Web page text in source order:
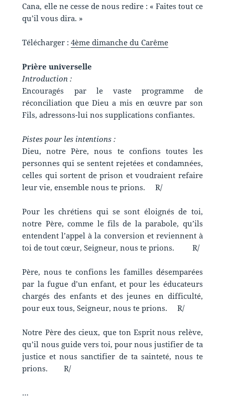
Cana, elle ne cesse de nous redire : « Faites tout ce
qu’il vous dira. »
Télécharger :4ème dimanche du Carême
Prière universelle
Introduction :
Encouragés par le vaste programme de
réconciliation que Dieu a mis en œuvre par son
Fils, adressons-lui nos supplications confiantes.
Pistes pour les intentions :
Dieu, notre Père, nous te confions toutes les
personnes qui se sentent rejetées et condamnées,
celles qui sortent de prison et voudraient refaire
leur vie, ensemble nous te prions. R/
Pour les chrétiens qui se sont éloignés de toi,
notre Père, comme le fils de la parabole, qu’ils
entendent l’appel à la conversion et reviennent à
toi de tout cœur, Seigneur, nous te prions. R/
Père, nous te confions les familles désemparées
par la fugue d’un enfant, et pour les éducateurs
chargés des enfants et des jeunes en difficulté,
pour eux tous, Seigneur, nous te prions. R/
Notre Père des cieux, que ton Esprit nous relève,
qu’il nous guide vers toi, pour nous justifier de ta
justice et nous sanctifier de ta sainteté, nous te
prions. R/
…